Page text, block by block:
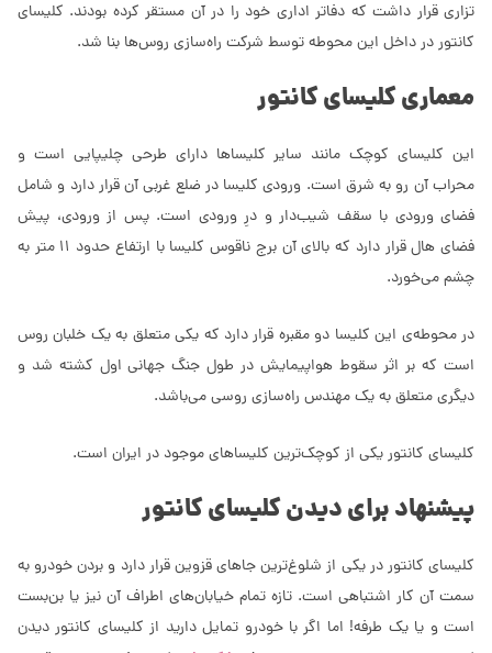
تزاری قرار داشت که دفاتر اداری خود را در آن مستقر کرده بودند. کلیسای
کانتور در داخل این محوطه توسط شرکت راه‌سازی روس‌ها بنا شد.
معماریکلیسای کانتور
این کلیسای کوچک مانند سایر کلیسا‌ها دارای طرحی چلیپایی است و
محراب آن رو به شرق است. ورودی کلیسا در ضلع غربی آن قرار دارد و شامل
فضای ورودی با سقف شیب‌دار و درِ ورودی است. پس از ورودی، پیش
فضای هال قرار دارد که بالای آن برج ناقوس کلیسا با ارتفاع حدود 11 متر به
چشم می‌خورد.
در محوطه‌ی این کلیسا دو مقبره قرار دارد که یکی متعلق به یک خلبان روس
است که بر اثر سقوط هواپیمایش در طول جنگ جهانی اول کشته شد و
دیگری متعلق به یک مهندس راه‌سازی روسی می‌باشد.
کلیسای کانتور یکی از کوچک‌ترین کلیساهای موجود در ایران است.
پیشنهاد برای دیدن کلیسای کانتور
کلیسای کانتور در یکی از شلوغ‌ترین جاهای قزوین قرار دارد و بردن خودرو به
سمت آن کار اشتباهی است. تازه تمام خیابان‌های اطراف آن نیز یا بن‌بست
است و یا یک طرفه! اما اگر با خودرو تمایل دارید از کلیسای کانتور دیدن